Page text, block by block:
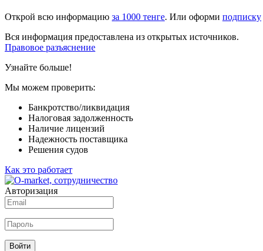
Открой всю информацию за 1000 тенге. Или оформи подписку
Вся информация предоставлена из открытых источников.
Правовое разъяснение
Узнайте больше!
Мы можем проверить:
Банкротство/ликвидация
Налоговая задолженность
Наличие лицензий
Надежность поставщика
Решения судов
Как это работает
Авторизация
Войти